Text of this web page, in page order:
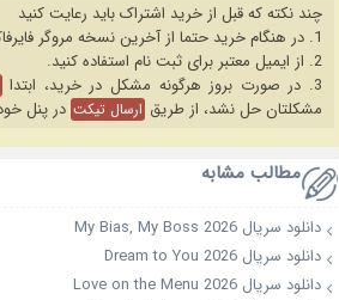
چند نکته که قبل از خرید اشتراک باید رعایت کنید
1. در هنگام خرید حتما از آخرین نسخه مروگر فایرفاکس یا کروم استفاده کنید.
2. از ایمیل معتبر برای ثبت نام استفاده کنید.
3. در صورت بروز هرگونه مشکل در خرید، ابتدا
مشکلتان حل نشد، از طریق ارسال تیکت در پنل
مطالب مشابه
دانلود سریال My Bias, My Boss 2026
دانلود سریال Dream to You 2026
دانلود سریال Love on the Menu 2026